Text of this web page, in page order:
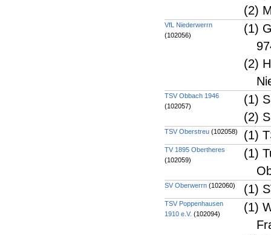
(2)
VfL Niederwerrn
(102056)
(1)
(2)
TSV Obbach 1946
(102057)
(1)
(2)
TSV Oberstreu (102058) (1)
TV 1895 Obertheres
(102059)
(1)
SV Oberwerrn (102060) (1)
TSV Poppenhausen
1910 e.V. (102094)
(1)